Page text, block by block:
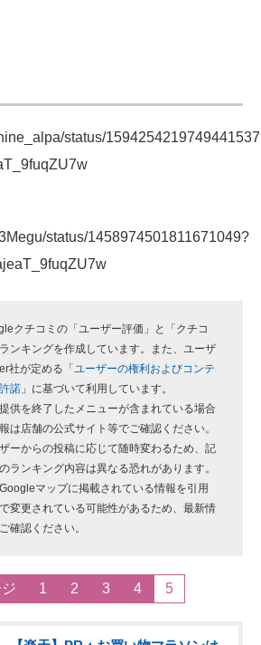
トの話題
status/
status/1458974501811671049?
クチコミの「ユーザー評価」と「クチコ
ンキングを作成しています。また、ユーザ
社が定める「 ユーザーの権利およびコンテ
諾 」に基づいて利用しています。
供を終了したメニューが含まれている場合
は店舗の公式サイト等でご確認ください。
ーからの投稿に応じて随時変わるため、記
ランキング内容は異なる恐れがあります。
マップに掲載されている情報を引用
変更されている可能性があるため、最新情
確認ください。
1 2 3 4 5